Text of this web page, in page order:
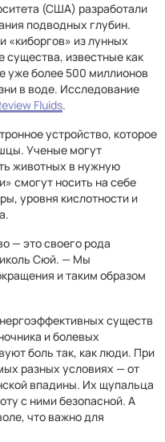
(США) разработали
подводных глубин.
«киборгов» из лунных
существа, известные как
уже более 500 миллионов
в воде. Исследование
Fluids.
устройство, которое
Ученые могут
животных в нужную
смогут носить на себе
уровня кислотности и
— это своего рода
Сюй. — Мы
и таким образом
существ
и болевых
боль так, как люди. При
разных условиях — от
впадины. Их щупальца
с ними безопасной. А
что важно для